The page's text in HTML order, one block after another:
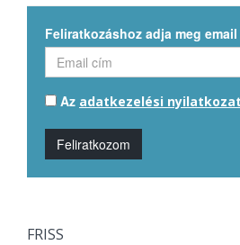
Feliratkozáshoz adja meg
Az adatkezelési
Feliratkozom
FRISS